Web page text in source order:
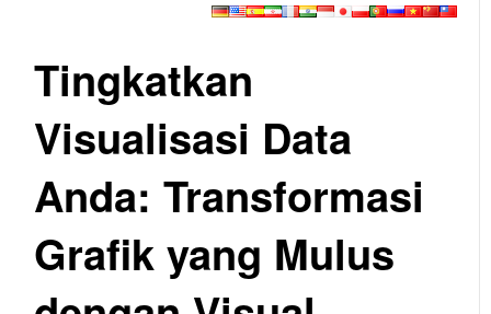
Tingkatkan
Visualisasi Data
Anda: Transformasi
Grafik yang Mulus